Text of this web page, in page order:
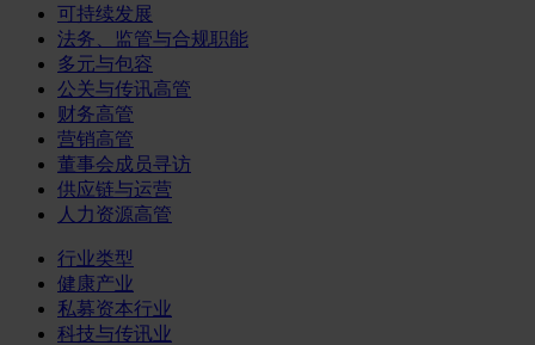
可持续发展
法务、监管与合规职能
多元与包容
公关与传讯高管
财务高管
营销高管
董事会成员寻访
供应链与运营
人力资源高管
行业类型
健康产业
私募资本行业
科技与传讯业